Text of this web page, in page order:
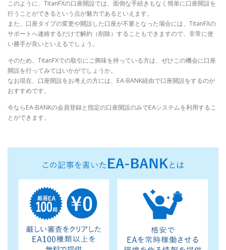
このように、TitanFXの口座開設では、面倒な手続きもなく簡単に口座開設を
行うことができるという点が魅力であるといえます。
また、口座タイプの変更や開設した口座が不要となった場合には、TitanFXの
サポートへ連絡するだけで解約（削除）することもできますので、非常に使
い勝手が良いといえるでしょう。
そのため、TitanFXでの取引にご興味を持っている方は、ぜひこの機会に口座
開設を行ってみてはいかがでしょうか。
なお現在、口座開設をお考えの方には、EA-BANK経由で口座開設をするのが
おすすめです。
今ならEA-BANKの会員登録と指定の口座開設のみでEAシステムを利用するこ
とができます。